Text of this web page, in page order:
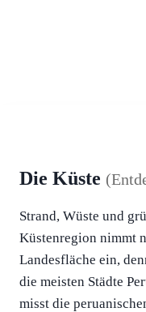
Die Küste
Strand, Wüste und
Küstenregion nimmt
Landesfläche ein,
die meisten Städte
misst die